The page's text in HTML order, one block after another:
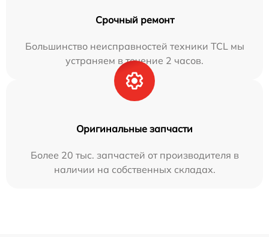
Срочный ремонт
Большинство неисправностей техники TCL мы
устраняем в течение 2 часов.
Оригинальные запчасти
Более 20 тыс. запчастей от производителя в
наличии на собственных складах.